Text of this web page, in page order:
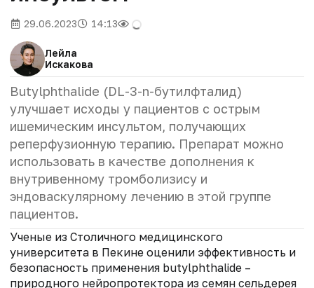
29.06.2023 14:13
Лейла
Искакова
Butylphthalide (DL-3-n-бутилфталид)
улучшает исходы у пациентов с острым
ишемическим инсультом, получающих
реперфузионную терапию. Препарат можно
использовать в качестве дополнения к
внутривенному тромболизису и
эндоваскулярному лечению в этой группе
пациентов.
Ученые из Столичного медицинского
университета в Пекине оценили эффективность и
безопасность применения butylphthalide –
природного нейропротектора из семян сельдерея